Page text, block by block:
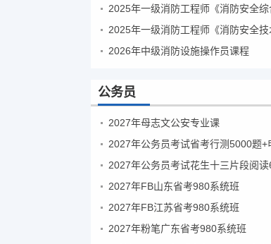
2026年中级消防设施操作员课程
公务员
2027年母志文公安专业课
2027年FB山东省考980系统班
2027年FB江苏省考980系统班
2027年粉笔广东省考980系统班